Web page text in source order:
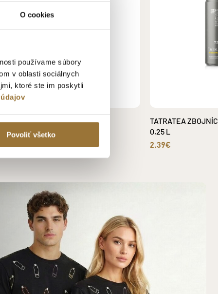
O cookies
používame súbory
v oblasti sociálnych
ktoré ste im poskytli
Povoliť všetko
TATRATEA 4-SET II. SÉRIA
9.39€
TATRATEA
0,25 L
2.39€